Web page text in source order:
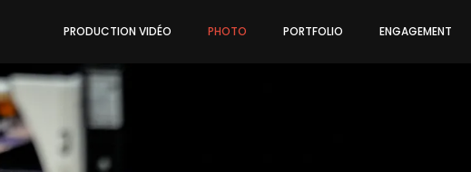
PRODUCTION VIDÉO PHOTO PORTFOLIO ENGAGEMENT